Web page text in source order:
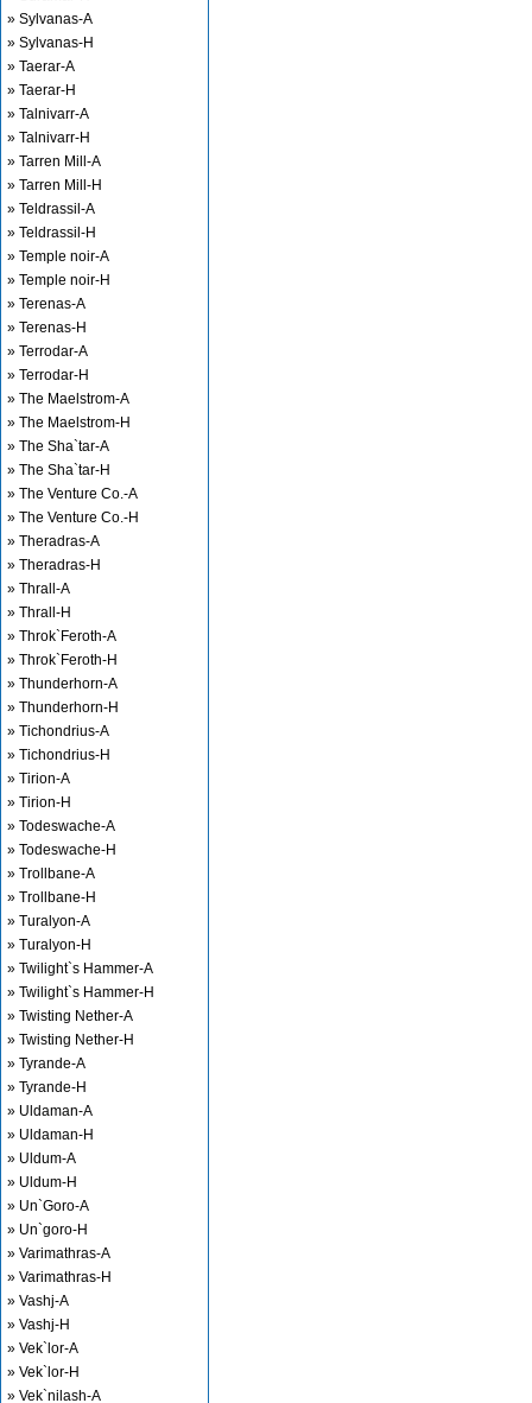
» Sylvanas-A
» Sylvanas-H
» Taerar-A
» Taerar-H
» Talnivarr-A
» Talnivarr-H
» Tarren Mill-A
» Tarren Mill-H
» Teldrassil-A
» Teldrassil-H
» Temple noir-A
» Temple noir-H
» Terenas-A
» Terenas-H
» Terrodar-A
» Terrodar-H
» The Maelstrom-A
» The Maelstrom-H
» The Sha`tar-A
» The Sha`tar-H
» The Venture Co.-A
» The Venture Co.-H
» Theradras-A
» Theradras-H
» Thrall-A
» Thrall-H
» Throk`Feroth-A
» Throk`Feroth-H
» Thunderhorn-A
» Thunderhorn-H
» Tichondrius-A
» Tichondrius-H
» Tirion-A
» Tirion-H
» Todeswache-A
» Todeswache-H
» Trollbane-A
» Trollbane-H
» Turalyon-A
» Turalyon-H
» Twilight`s Hammer-A
» Twilight`s Hammer-H
» Twisting Nether-A
» Twisting Nether-H
» Tyrande-A
» Tyrande-H
» Uldaman-A
» Uldaman-H
» Uldum-A
» Uldum-H
» Un`Goro-A
» Un`goro-H
» Varimathras-A
» Varimathras-H
» Vashj-A
» Vashj-H
» Vek`lor-A
» Vek`lor-H
» Vek`nilash-A